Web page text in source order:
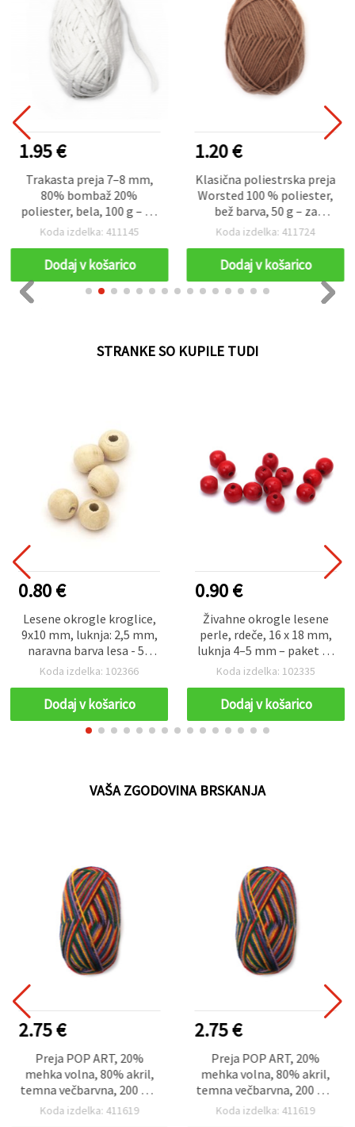
1.95 €
Trakasta preja 7–8 mm,
80% bombaž 20%
poliester, bela, 100 g – 50
m
Koda izdelka: 411145
Dodaj v košarico
1.20 €
Klasična poliestrska preja
Worsted 100 % poliester,
bež barva, 50 g – za
pletenje, kvačkanje in
Koda izdelka: 411724
Dodaj v košarico
STRANKE SO KUPILE TUDI
0.80 €
Lesene okrogle kroglice,
9x10 mm, luknja: 2,5 mm,
naravna barva lesa - 50
kosov
Koda izdelka: 102366
Dodaj v košarico
0.90 €
Živahne okrogle lesene
perle, rdeče, 16 x 18 mm,
luknja 4–5 mm – paket 50
g (~26 kosov)
Koda izdelka: 102335
Dodaj v košarico
VAŠA ZGODOVINA BRSKANJA
2.75 €
Preja POP ART, 20%
mehka volna, 80% akril,
temna večbarvna, 200 m -
100 g
Koda izdelka: 411619
2.75 €
Preja POP ART, 20%
mehka volna, 80% akril,
temna večbarvna, 200 m -
100 g
Koda izdelka: 411619